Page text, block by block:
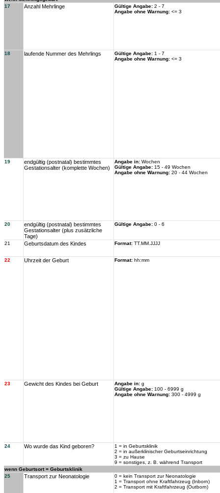
17
Anzahl Mehrlinge Gültige Angabe: 2 - 7
Angabe ohne Warnung: <= 3
18 laufende Nummer des Mehrlings Gültige Angabe: 1 - 7
Angabe ohne Warnung: <= 3
19
endgültig (postnatal) bestimmtes
Gestationsalter (komplette Wochen)
Angabe in: Wochen
Gültige Angabe: 15 - 49 Wochen
Angabe ohne Warnung: 20 - 44 Wochen
20
endgültig (postnatal) bestimmtes
Gestationsalter (plus zusätzliche
Tage)
Gültige Angabe: 0 - 6
21 Geburtsdatum des Kindes Format: TT.MM.JJJJ
22 Uhrzeit der Geburt Format: hh:mm
23 Gewicht des Kindes bei Geburt Angabe in: g
Gültige Angabe: 100 - 6999 g
Angabe ohne Warnung: 300 - 4999 g
24 Wo wurde das Kind geboren?
1 = in Geburtsklinik
2 = in außerklinischer Geburtseinrichtung
3 = zu Hause
9 = sonstiges, z. B. während Transport
wenn Geburtsort = Geburtsklinik
25
Transport zur Neonatologie
0 = kein Transport zur Neonatologie
1 = Transport ohne Kraftfahrzeug (Inborn)
2 = Transport mit Kraftfahrzeug (Outborn)